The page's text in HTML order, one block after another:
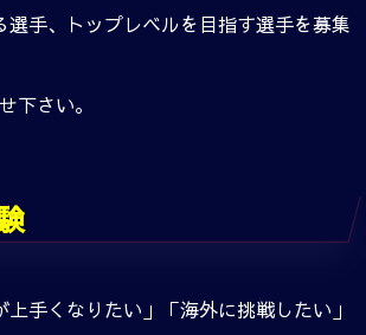
選手、トップレベルを目指す選手を募集
下さい。
手くなりたい」「海外に挑戦したい」